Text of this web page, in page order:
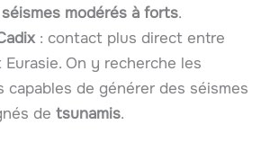
séismes modérés à forts.
: contact plus direct entre
On y recherche les
capables de générer des séismes
de tsunamis.